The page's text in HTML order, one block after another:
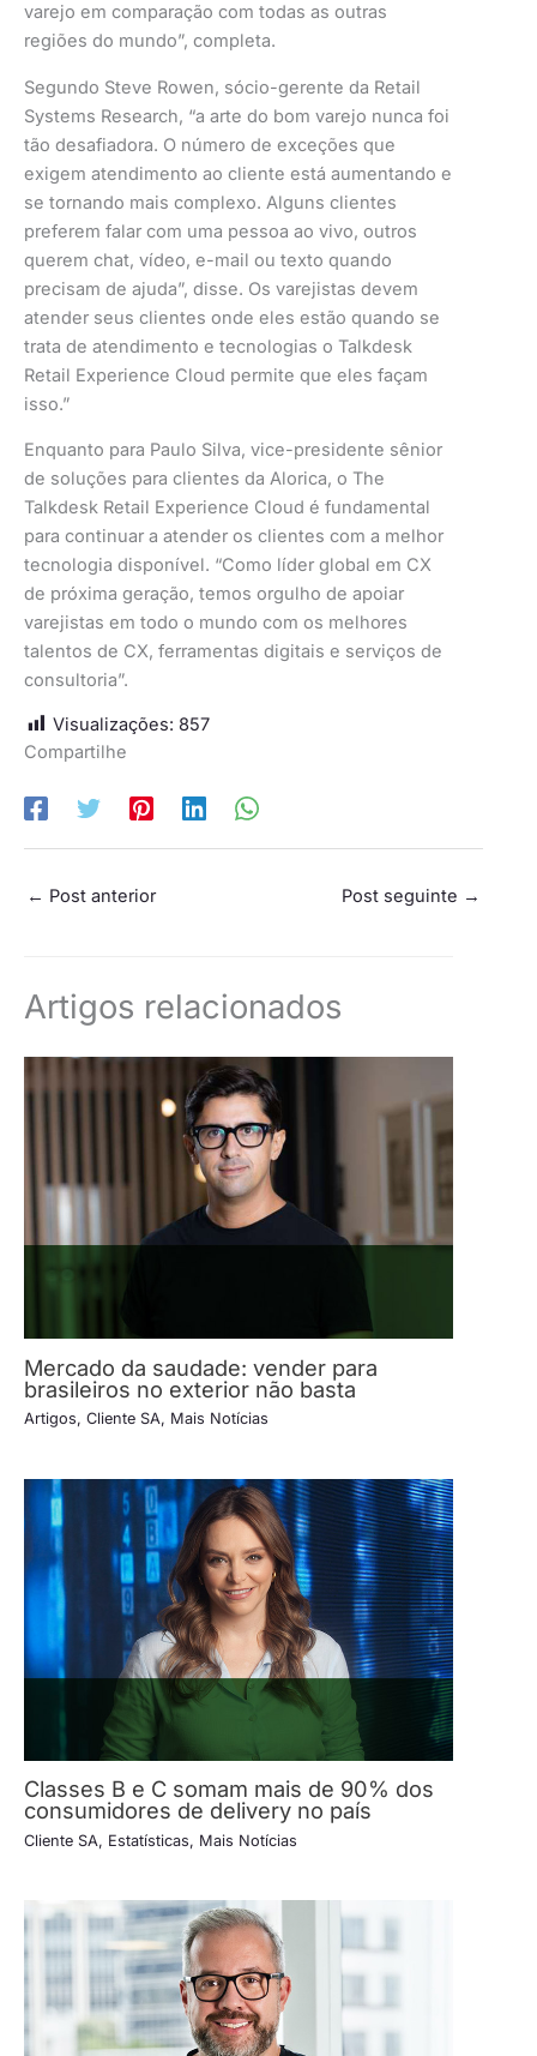
varejo em comparação com todas as outras
regiões do mundo”, completa.
Segundo Steve Rowen, sócio-gerente da Retail
Systems Research, “a arte do bom varejo nunca foi
tão desafiadora. O número de exceções que
exigem atendimento ao cliente está aumentando e
se tornando mais complexo. Alguns clientes
preferem falar com uma pessoa ao vivo, outros
querem chat, vídeo, e-mail ou texto quando
precisam de ajuda”, disse. Os varejistas devem
atender seus clientes onde eles estão quando se
trata de atendimento e tecnologias o Talkdesk
Retail Experience Cloud permite que eles façam
isso.”
Enquanto para Paulo Silva, vice-presidente sênior
de soluções para clientes da Alorica, o The
Talkdesk Retail Experience Cloud é fundamental
para continuar a atender os clientes com a melhor
tecnologia disponível. “Como líder global em CX
de próxima geração, temos orgulho de apoiar
varejistas em todo o mundo com os melhores
talentos de CX, ferramentas digitais e serviços de
consultoria”.
Visualizações: 857
Compartilhe
← Post anterior Post seguinte →
Artigos relacionados
Mercado da saudade: vender para
brasileiros no exterior não basta
Artigos, Cliente SA, Mais Notícias
Classes B e C somam mais de 90% dos
consumidores de delivery no país
Cliente SA, Estatísticas, Mais Notícias